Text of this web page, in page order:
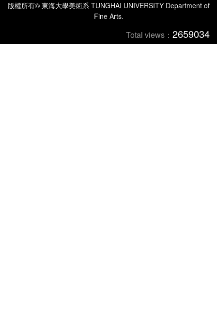
版權所有© 東海大學美術系 TUNGHAI UNIVERSITY Department of
Fine Arts.
Total views： 2659034